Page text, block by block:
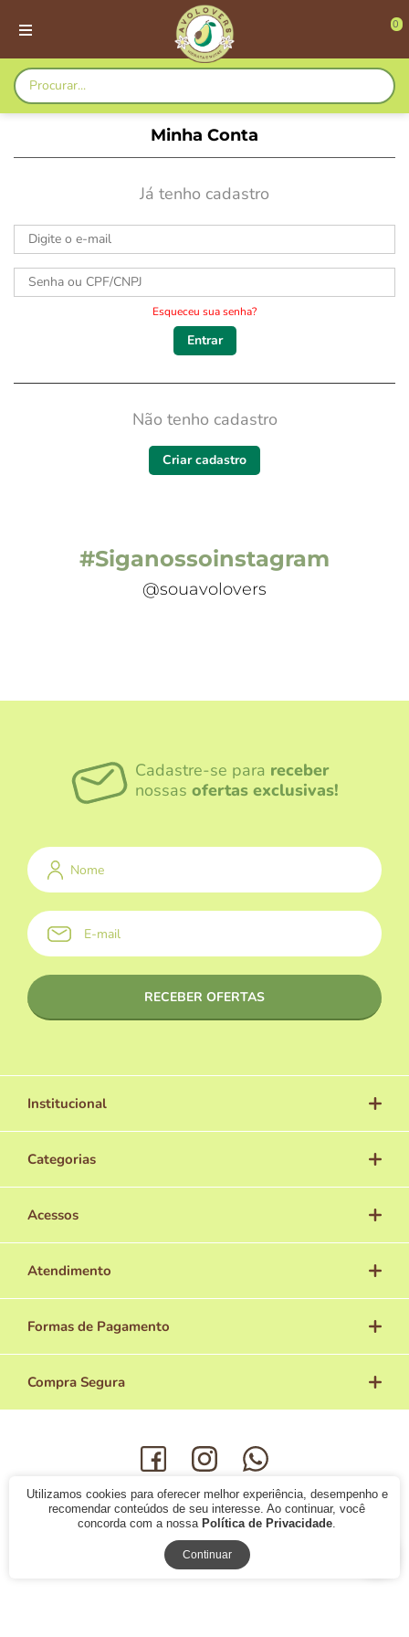
0
Minha Conta
Já tenho cadastro
Esqueceu sua senha?
Entrar
Não tenho cadastro
Criar cadastro
#Siganossoinstagram
@souavolovers
Cadastre-se para receber
nossas ofertas exclusivas!
Institucional
Categorias
Acessos
Atendimento
Formas de Pagamento
Compra Segura
© 2019 -Avolovers Cosméticos - Todos os direitos reservados.
Utilizamos cookies para oferecer melhor experiência, desempenho e
recomendar conteúdos de seu interesse. Ao continuar, você
concorda com a nossa Política de Privacidade.
Continuar